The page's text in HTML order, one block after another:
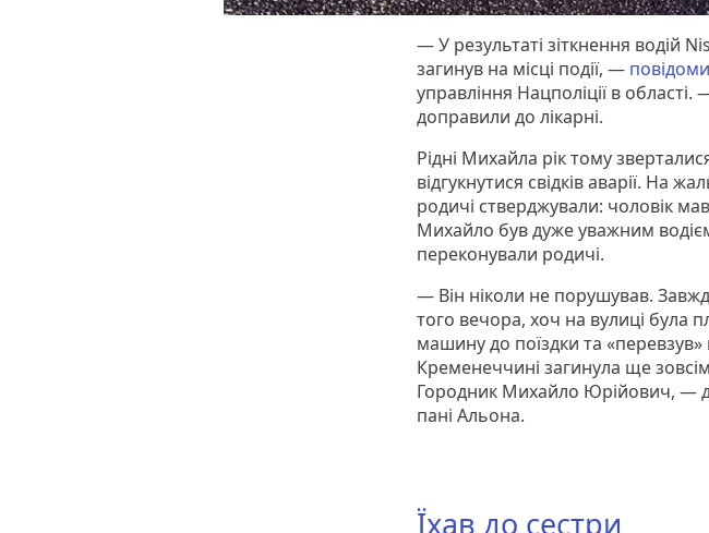
— У результаті зіткнення водій
загинув на місці події, —
управління Нацполіції в
доправили до лікарні.
Рідні Михайла рік тому
відгукнутися свідків аварії. На
родичі стверджували: чоловік
Михайло був дуже уважним
переконували родичі.
— Він ніколи не порушував.
того вечора, хоч на вулиці була
машину до поїздки та «перевзув»
Кременеччині загинула ще
Городник Михайло Юрійович, —
пані Альона.
Їхав до сестри